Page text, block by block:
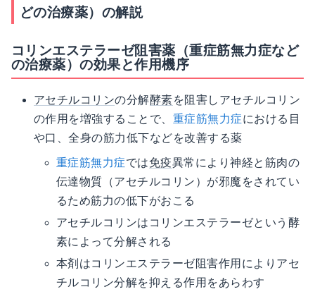
どの治療薬）の解説
コリンエステラーゼ阻害薬（重症筋無力症など
の治療薬）の効果と作用機序
アセチルコリンの分解酵素を阻害しアセチルコリン
の作用を増強することで、 重症筋無力症における目
や口、全身の筋力低下などを改善する薬
重症筋無力症では免疫異常により神経と筋肉の
伝達物質（アセチルコリン）が邪魔をされてい
るため筋力の低下がおこる
アセチルコリンはコリンエステラーゼという酵
素によって分解される
本剤はコリンエステラーゼ阻害作用によりアセ
チルコリン分解を抑える作用をあらわす